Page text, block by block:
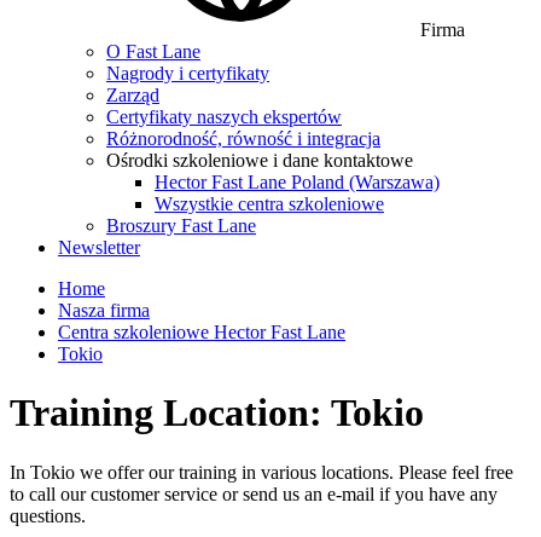
Firma
O Fast Lane
Nagrody i certyfikaty
Zarząd
Certyfikaty naszych ekspertów
Różnorodność, równość i integracja
Ośrodki szkoleniowe i dane kontaktowe
Hector Fast Lane Poland (Warszawa)
Wszystkie centra szkoleniowe
Broszury Fast Lane
Newsletter
Home
Nasza firma
Centra szkoleniowe Hector Fast Lane
Tokio
Training Location: Tokio
In Tokio we offer our training in various locations. Please feel free
to call our customer service or send us an e-mail if you have any
questions.